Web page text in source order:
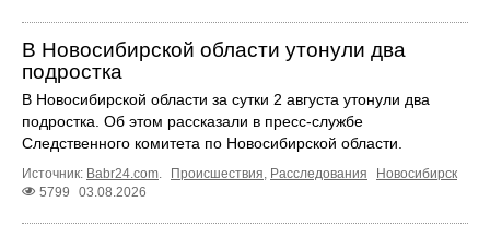
В Новосибирской области утонули два
подростка
В Новосибирской области за сутки 2 августа утонули два
подростка. Об этом рассказали в пресс-службе
Следственного комитета по Новосибирской области.
Источник: Babr24.com Происшествия Расследования
Новосибирск
5799
03.08.2026